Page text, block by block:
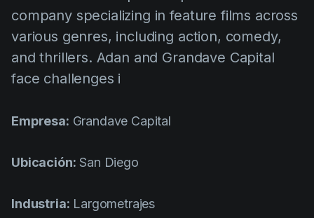
Guides
IP Development
Legal
Pre-production
Product updates
company specializing in feature films across
various genres, including action, comedy,
and thrillers. Adan and Grandave Capital
face challenges i
Empresa: Grandave Capital
Ubicación: San Diego
Industria: Largometrajes